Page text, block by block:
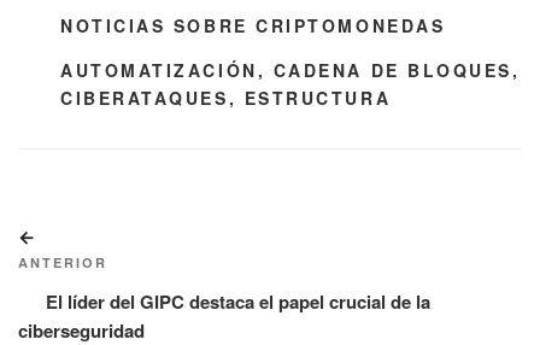
CATEGORÍAS
NOTICIAS SOBRE CRIPTOMONEDAS
ETIQUETAS
AUTOMATIZACIÓN , CADENA DE BLOQUES ,
CIBERATAQUES , ESTRUCTURA
de
entradas
anterior:
ANTERIOR
El líder del GIPC destaca el papel crucial de la
ciberseguridad